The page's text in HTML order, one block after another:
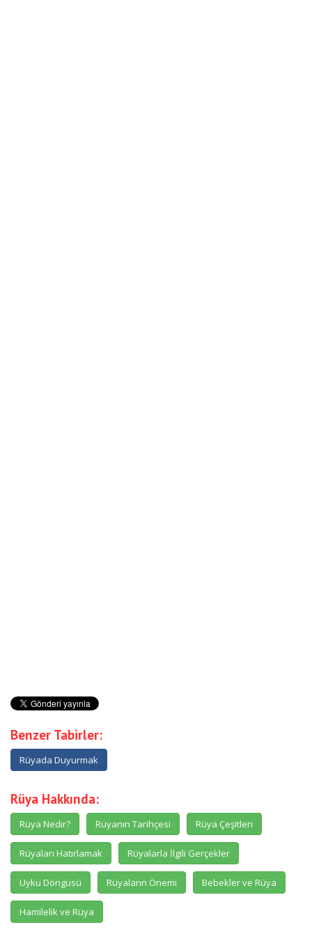
Benzer Tabirler:
Rüyada Duyurmak
Rüya Hakkında:
Rüya Nedir? Rüyanın Tarihçesi Rüya Çeşitleri
Rüyaları Hatırlamak Rüyalarla İlgili Gerçekler
Uyku Döngüsü Rüyaların Önemi Bebekler ve Rüya
Hamilelik ve Rüya